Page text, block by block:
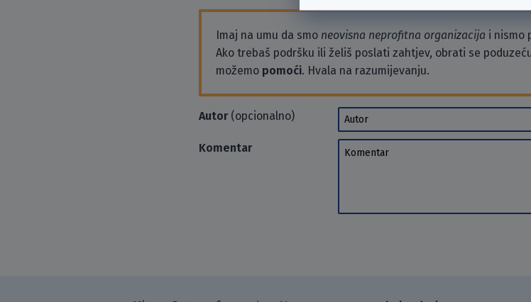
Imaj na umu da smo neovisna neprofitna organizacija i nismo
Ako trebaš podršku ili želiš poslati zahtjev, obrati se
možemo pomoći. Hvala na razumijevanju.
Autor(opcionalno) Autor
Komentar Komentar